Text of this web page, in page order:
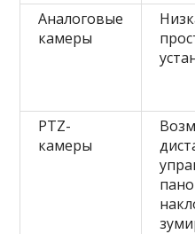
Аналоговые
камеры
PTZ-
камеры